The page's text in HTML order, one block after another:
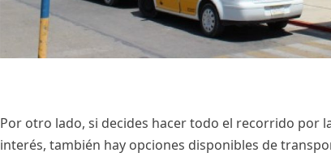
Por otro lado, si decides hacer todo el recorrido por
interés, también hay opciones disponibles de